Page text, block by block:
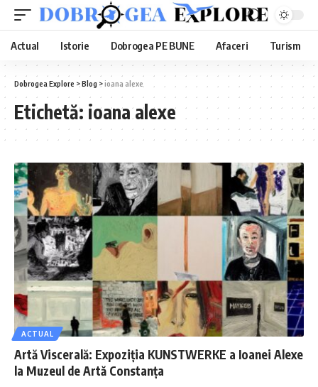
Actual Istorie Dobrogea PE BUNE Afaceri Turism
Dobrogea Explore >Blog >ioana alexe
Etichetă: ioana alexe
ACTUAL
Artă Viscerală: Expoziția KUNSTWERKE a Ioanei Alexe
la Muzeul de Artă Constanța